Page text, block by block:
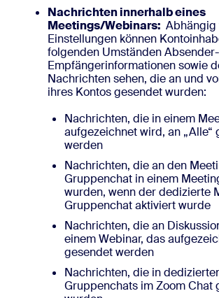
Nachrichten innerhalb eines
Meetings/Webinars: Abhängig
Einstellungen können
folgenden Umständen
Empfängerinformationen sowie
Nachrichten sehen, die an und
ihres Kontos gesendet wurden:
Nachrichten, die in einem
aufgezeichnet wird, an „Alle“
werden
Nachrichten, die an den
Gruppenchat in einem
wurden, wenn der dedizierte
Gruppenchat aktiviert wurde
Nachrichten, die an
einem Webinar, das
gesendet werden
Nachrichten, die in
Gruppenchats im Zoom Chat